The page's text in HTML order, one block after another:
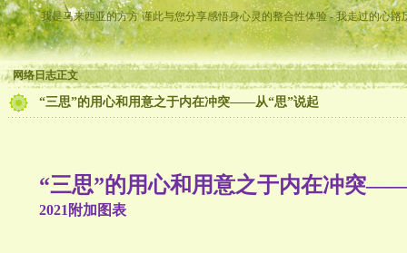
我是马来西亚的方方 谨此与您分享感悟身心灵的整合性体验 - 我走过的心路
网络日志正文
“三思”的用心和用意之于内在冲突——从“思”说起
“三思”的用心和用意之于内在冲突
2021附加图表